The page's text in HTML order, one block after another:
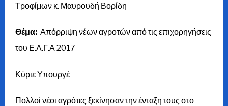
Τροφίμων κ. Μαυρουδή Βορίδη
Θέμα: Απόρριψη νέων αγροτών από τις επιχορηγήσεις
του Ε.Λ.Γ.Α 2017
Κύριε Υπουργέ
Πολλοί νέοι αγρότες ξεκίνησαν την ένταξη τους στο